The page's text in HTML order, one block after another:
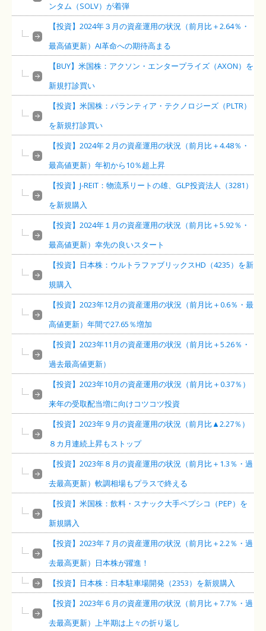
ンタム（SOLV）が着弾
【投資】2024年３月の資産運用の状況（前月比＋2.64％・
最高値更新）AI革命への期待高まる
【BUY】米国株：アクソン・エンタープライズ（AXON）を
新規打診買い
【投資】米国株：パランティア・テクノロジーズ（PLTR）
を新規打診買い
【投資】2024年２月の資産運用の状況（前月比＋4.48％・
最高値更新）年初から10％超上昇
【投資】J-REIT：物流系リートの雄、GLP投資法人（3281）
を新規購入
【投資】2024年１月の資産運用の状況（前月比＋5.92％・
最高値更新）幸先の良いスタート
【投資】日本株：ウルトラファブリックスHD（4235）を新
規購入
【投資】2023年12月の資産運用の状況（前月比＋0.6％・最
高値更新）年間で27.65％増加
【投資】2023年11月の資産運用の状況（前月比＋5.26％・
過去最高値更新）
【投資】2023年10月の資産運用の状況（前月比＋0.37％）
来年の受取配当増に向けコツコツ投資
【投資】2023年９月の資産運用の状況（前月比▲2.27％）
８カ月連続上昇もストップ
【投資】2023年８月の資産運用の状況（前月比＋1.3％・過
去最高更新）軟調相場もプラスで終える
【投資】米国株：飲料・スナック大手ペプシコ（PEP）を
新規購入
【投資】2023年７月の資産運用の状況（前月比＋2.2％・過
去最高更新）日本株が躍進！
【投資】日本株：日本駐車場開発（2353）を新規購入
【投資】2023年６月の資産運用の状況（前月比＋7.7％・過
去最高更新）上半期は上々の折り返し